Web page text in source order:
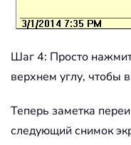
Шаг 4: Просто
верхнем углу, чтобы
Теперь заметка
следующий снимок